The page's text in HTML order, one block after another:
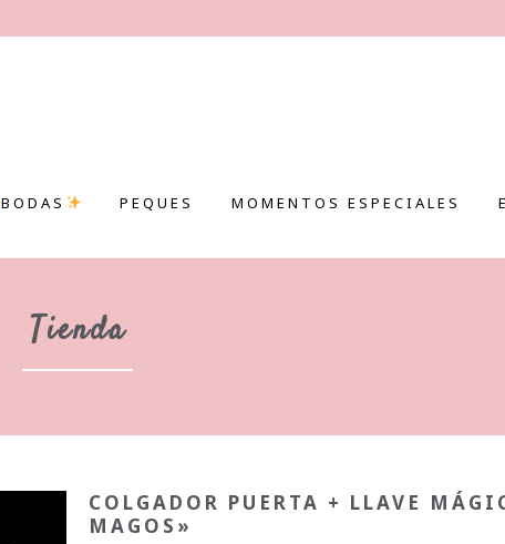
BODAS PEQUES MOMENTOS ESPECIALES
Tienda
COLGADOR PUERTA + LLAVE
MAGOS»